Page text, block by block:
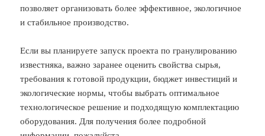
позволяет организовать более эффективное, экологичное
и стабильное производство.
Если вы планируете запуск проекта по гранулированию
известняка, важно заранее оценить свойства сырья,
требования к готовой продукции, бюджет инвестиций и
экологические нормы, чтобы выбрать оптимальное
технологическое решение и подходящую комплектацию
оборудования. Для получения более подробной